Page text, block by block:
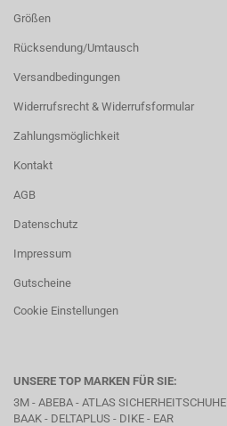
Größen
Rücksendung/Umtausch
Versandbedingungen
Widerrufsrecht & Widerrufsformular
Zahlungsmöglichkeit
Kontakt
AGB
Datenschutz
Impressum
Gutscheine
Cookie Einstellungen
UNSERE TOP MARKEN FÜR SIE:
3M - ABEBA - ATLAS SICHERHEITSCHUHE
BAAK - DELTAPLUS - DIKE - EAR